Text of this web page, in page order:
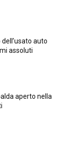
auto
assoluti
aperto nella